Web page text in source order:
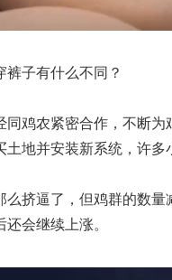
子有什么不同？
鸡农紧密合作，不断
地并安装新系统，许多
挤逼了，但鸡群的数
会继续上涨。